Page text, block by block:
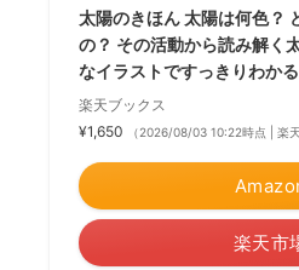
太陽のきほん 太陽は何色？
の？ その活動から読み解く
なイラストですっきりわか
楽天ブックス
¥1,650
（2026/08/03 10:22時点 | 楽天
楽天市